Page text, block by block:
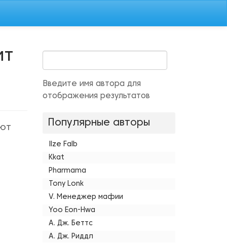
Введите имя автора для
отображения результатов
Популярные авторы
Ilze Falb
Kkat
Pharmama
Tony Lonk
V. Менеджер мафии
Yoo Eon-Hwa
А. Дж. Беттс
А. Дж. Риддл